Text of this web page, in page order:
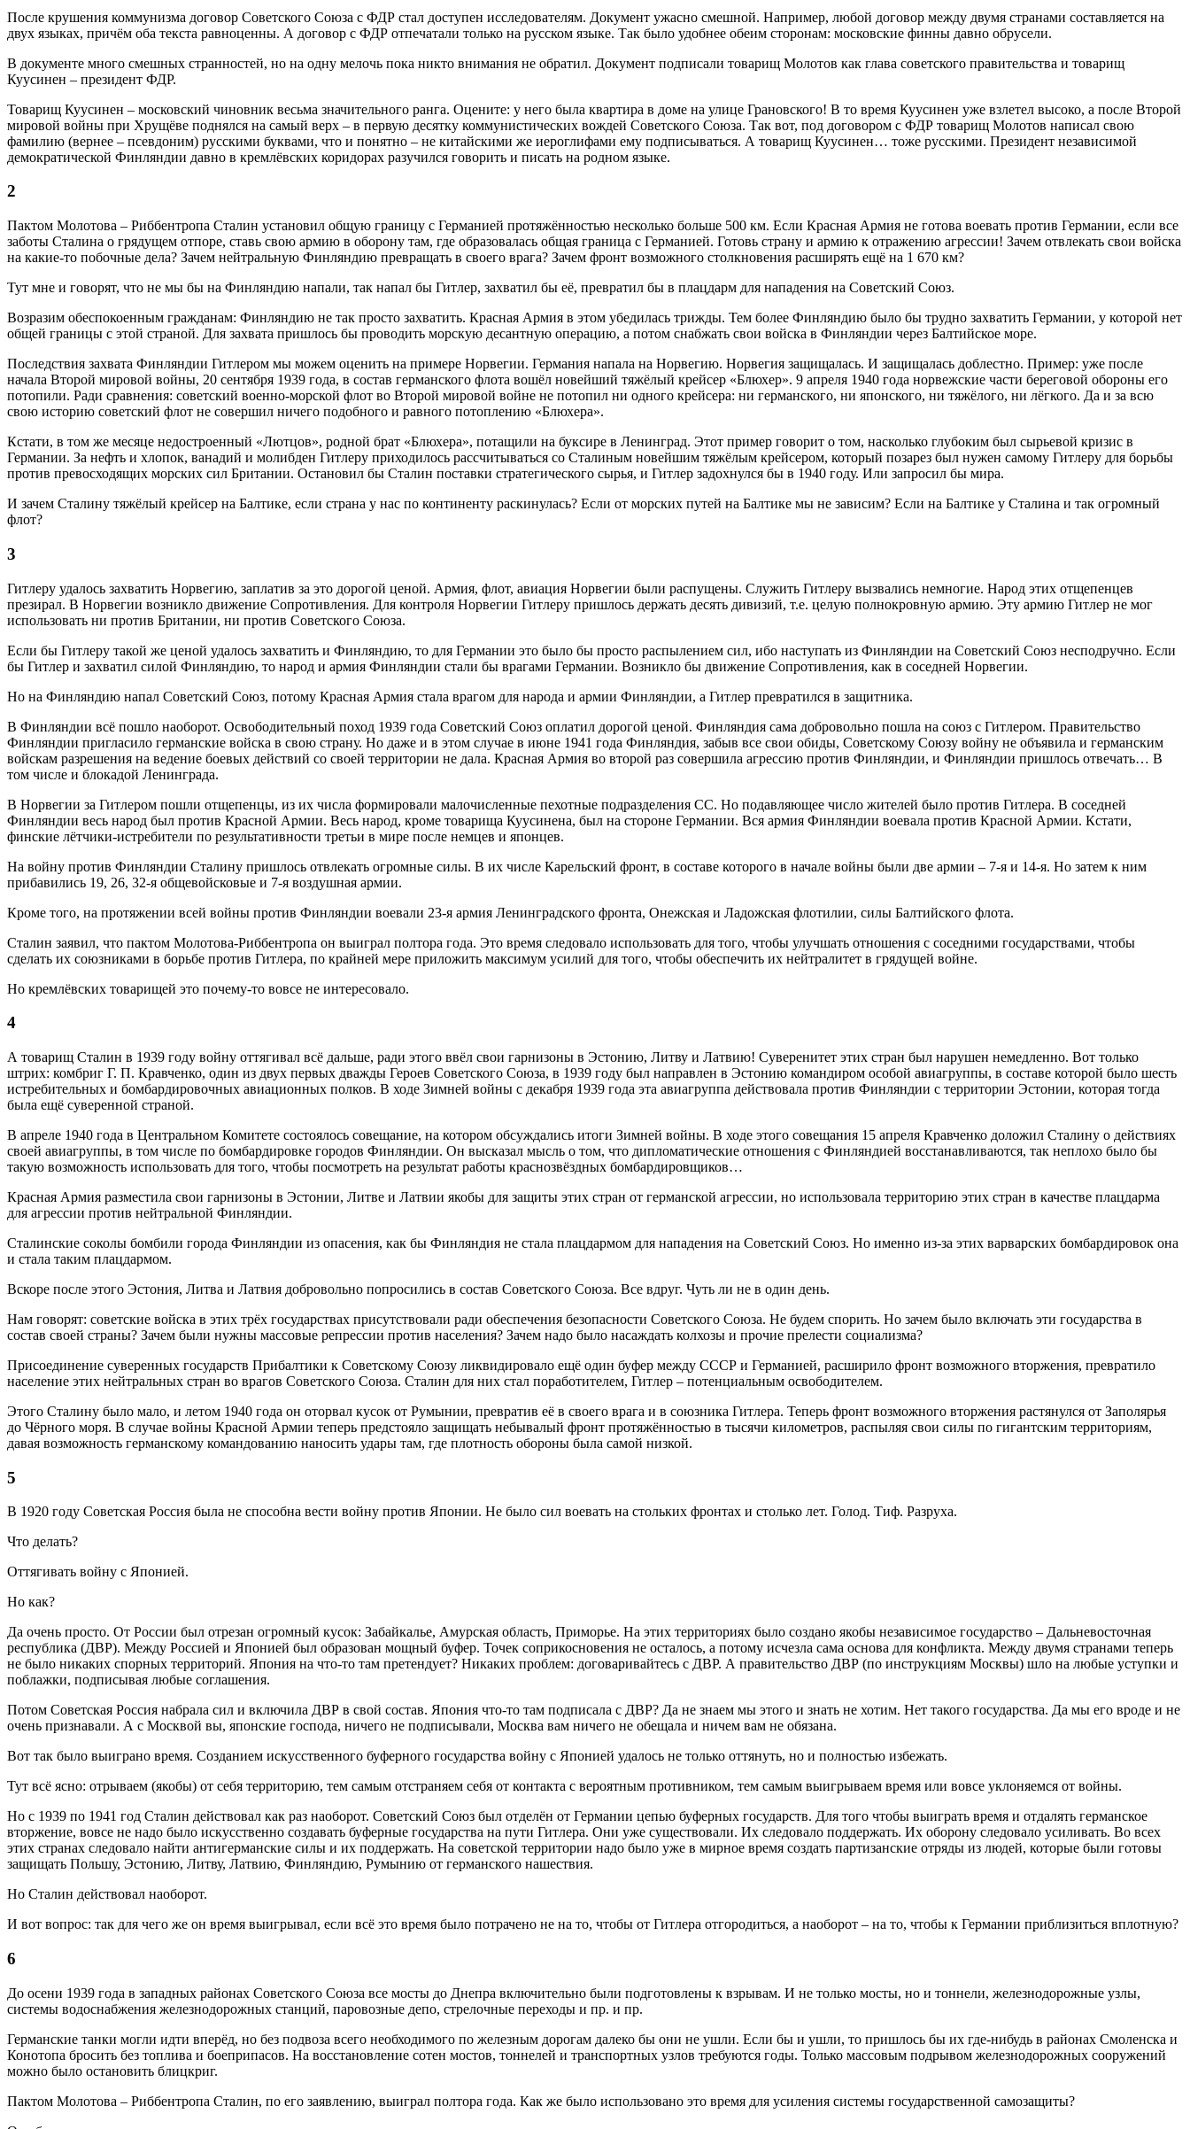
После крушения коммунизма договор Советского Союза с ФДР стал доступен исследователям. Документ ужасно смешной. Например, любой договор между двумя странами составляется на
двух языках, причём оба текста равноценны. А договор с ФДР отпечатали только на русском языке. Так было удобнее обеим сторонам: московские финны давно обрусели.
В документе много смешных странностей, но на одну мелочь пока никто внимания не обратил. Документ подписали товарищ Молотов как глава советского правительства и товарищ
Куусинен – президент ФДР.
Товарищ Куусинен – московский чиновник весьма значительного ранга. Оцените: у него была квартира в доме на улице Грановского! В то время Куусинен уже взлетел высоко, а после Второй
мировой войны при Хрущёве поднялся на самый верх – в первую десятку коммунистических вождей Советского Союза. Так вот, под договором с ФДР товарищ Молотов написал свою
фамилию (вернее – псевдоним) русскими буквами, что и понятно – не китайскими же иероглифами ему подписываться. А товарищ Куусинен… тоже русскими. Президент независимой
демократической Финляндии давно в кремлёвских коридорах разучился говорить и писать на родном языке.
2
Пактом Молотова – Риббентропа Сталин установил общую границу с Германией протяжённостью несколько больше 500 км. Если Красная Армия не готова воевать против Германии, если все
заботы Сталина о грядущем отпоре, ставь свою армию в оборону там, где образовалась общая граница с Германией. Готовь страну и армию к отражению агрессии! Зачем отвлекать свои войска
на какие-то побочные дела? Зачем нейтральную Финляндию превращать в своего врага? Зачем фронт возможного столкновения расширять ещё на 1 670 км?
Тут мне и говорят, что не мы бы на Финляндию напали, так напал бы Гитлер, захватил бы её, превратил бы в плацдарм для нападения на Советский Союз.
Возразим обеспокоенным гражданам: Финляндию не так просто захватить. Красная Армия в этом убедилась трижды. Тем более Финляндию было бы трудно захватить Германии, у которой нет
общей границы с этой страной. Для захвата пришлось бы проводить морскую десантную операцию, а потом снабжать свои войска в Финляндии через Балтийское море.
Последствия захвата Финляндии Гитлером мы можем оценить на примере Норвегии. Германия напала на Норвегию. Норвегия защищалась. И защищалась доблестно. Пример: уже после
начала Второй мировой войны, 20 сентября 1939 года, в состав германского флота вошёл новейший тяжёлый крейсер «Блюхер». 9 апреля 1940 года норвежские части береговой обороны его
потопили. Ради сравнения: советский военно-морской флот во Второй мировой войне не потопил ни одного крейсера: ни германского, ни японского, ни тяжёлого, ни лёгкого. Да и за всю
свою историю советский флот не совершил ничего подобного и равного потоплению «Блюхера».
Кстати, в том же месяце недостроенный «Лютцов», родной брат «Блюхера», потащили на буксире в Ленинград. Этот пример говорит о том, насколько глубоким был сырьевой кризис в
Германии. За нефть и хлопок, ванадий и молибден Гитлеру приходилось рассчитываться со Сталиным новейшим тяжёлым крейсером, который позарез был нужен самому Гитлеру для борьбы
против превосходящих морских сил Британии. Остановил бы Сталин поставки стратегического сырья, и Гитлер задохнулся бы в 1940 году. Или запросил бы мира.
И зачем Сталину тяжёлый крейсер на Балтике, если страна у нас по континенту раскинулась? Если от морских путей на Балтике мы не зависим? Если на Балтике у Сталина и так огромный
флот?
3
Гитлеру удалось захватить Норвегию, заплатив за это дорогой ценой. Армия, флот, авиация Норвегии были распущены. Служить Гитлеру вызвались немногие. Народ этих отщепенцев
презирал. В Норвегии возникло движение Сопротивления. Для контроля Норвегии Гитлеру пришлось держать десять дивизий, т.е. целую полнокровную армию. Эту армию Гитлер не мог
использовать ни против Британии, ни против Советского Союза.
Если бы Гитлеру такой же ценой удалось захватить и Финляндию, то для Германии это было бы просто распылением сил, ибо наступать из Финляндии на Советский Союз несподручно. Если
бы Гитлер и захватил силой Финляндию, то народ и армия Финляндии стали бы врагами Германии. Возникло бы движение Сопротивления, как в соседней Норвегии.
Но на Финляндию напал Советский Союз, потому Красная Армия стала врагом для народа и армии Финляндии, а Гитлер превратился в защитника.
В Финляндии всё пошло наоборот. Освободительный поход 1939 года Советский Союз оплатил дорогой ценой. Финляндия сама добровольно пошла на союз с Гитлером. Правительство
Финляндии пригласило германские войска в свою страну. Но даже и в этом случае в июне 1941 года Финляндия, забыв все свои обиды, Советскому Союзу войну не объявила и германским
войскам разрешения на ведение боевых действий со своей территории не дала. Красная Армия во второй раз совершила агрессию против Финляндии, и Финляндии пришлось отвечать… В
том числе и блокадой Ленинграда.
В Норвегии за Гитлером пошли отщепенцы, из их числа формировали малочисленные пехотные подразделения СС. Но подавляющее число жителей было против Гитлера. В соседней
Финляндии весь народ был против Красной Армии. Весь народ, кроме товарища Куусинена, был на стороне Германии. Вся армия Финляндии воевала против Красной Армии. Кстати,
финские лётчики-истребители по результативности третьи в мире после немцев и японцев.
На войну против Финляндии Сталину пришлось отвлекать огромные силы. В их числе Карельский фронт, в составе которого в начале войны были две армии – 7-я и 14-я. Но затем к ним
прибавились 19, 26, 32-я общевойсковые и 7-я воздушная армии.
Кроме того, на протяжении всей войны против Финляндии воевали 23-я армия Ленинградского фронта, Онежская и Ладожская флотилии, силы Балтийского флота.
Сталин заявил, что пактом Молотова-Риббентропа он выиграл полтора года. Это время следовало использовать для того, чтобы улучшать отношения с соседними государствами, чтобы
сделать их союзниками в борьбе против Гитлера, по крайней мере приложить максимум усилий для того, чтобы обеспечить их нейтралитет в грядущей войне.
Но кремлёвских товарищей это почему-то вовсе не интересовало.
4
А товарищ Сталин в 1939 году войну оттягивал всё дальше, ради этого ввёл свои гарнизоны в Эстонию, Литву и Латвию! Суверенитет этих стран был нарушен немедленно. Вот только
штрих: комбриг Г. П. Кравченко, один из двух первых дважды Героев Советского Союза, в 1939 году был направлен в Эстонию командиром особой авиагруппы, в составе которой было шесть
истребительных и бомбардировочных авиационных полков. В ходе Зимней войны с декабря 1939 года эта авиагруппа действовала против Финляндии с территории Эстонии, которая тогда
была ещё суверенной страной.
В апреле 1940 года в Центральном Комитете состоялось совещание, на котором обсуждались итоги Зимней войны. В ходе этого совещания 15 апреля Кравченко доложил Сталину о действиях
своей авиагруппы, в том числе по бомбардировке городов Финляндии. Он высказал мысль о том, что дипломатические отношения с Финляндией восстанавливаются, так неплохо было бы
такую возможность использовать для того, чтобы посмотреть на результат работы краснозвёздных бомбардировщиков…
Красная Армия разместила свои гарнизоны в Эстонии, Литве и Латвии якобы для защиты этих стран от германской агрессии, но использовала территорию этих стран в качестве плацдарма
для агрессии против нейтральной Финляндии.
Сталинские соколы бомбили города Финляндии из опасения, как бы Финляндия не стала плацдармом для нападения на Советский Союз. Но именно из-за этих варварских бомбардировок она
и стала таким плацдармом.
Вскоре после этого Эстония, Литва и Латвия добровольно попросились в состав Советского Союза. Все вдруг. Чуть ли не в один день.
Нам говорят: советские войска в этих трёх государствах присутствовали ради обеспечения безопасности Советского Союза. Не будем спорить. Но зачем было включать эти государства в
состав своей страны? Зачем были нужны массовые репрессии против населения? Зачем надо было насаждать колхозы и прочие прелести социализма?
Присоединение суверенных государств Прибалтики к Советскому Союзу ликвидировало ещё один буфер между СССР и Германией, расширило фронт возможного вторжения, превратило
население этих нейтральных стран во врагов Советского Союза. Сталин для них стал поработителем, Гитлер – потенциальным освободителем.
Этого Сталину было мало, и летом 1940 года он оторвал кусок от Румынии, превратив её в своего врага и в союзника Гитлера. Теперь фронт возможного вторжения растянулся от Заполярья
до Чёрного моря. В случае войны Красной Армии теперь предстояло защищать небывалый фронт протяжённостью в тысячи километров, распыляя свои силы по гигантским территориям,
давая возможность германскому командованию наносить удары там, где плотность обороны была самой низкой.
5
В 1920 году Советская Россия была не способна вести войну против Японии. Не было сил воевать на стольких фронтах и столько лет. Голод. Тиф. Разруха.
Что делать?
Оттягивать войну с Японией.
Но как?
Да очень просто. От России был отрезан огромный кусок: Забайкалье, Амурская область, Приморье. На этих территориях было создано якобы независимое государство – Дальневосточная
республика (ДВР). Между Россией и Японией был образован мощный буфер. Точек соприкосновения не осталось, а потому исчезла сама основа для конфликта. Между двумя странами теперь
не было никаких спорных территорий. Япония на что-то там претендует? Никаких проблем: договаривайтесь с ДВР. А правительство ДВР (по инструкциям Москвы) шло на любые уступки и
поблажки, подписывая любые соглашения.
Потом Советская Россия набрала сил и включила ДВР в свой состав. Япония что-то там подписала с ДВР? Да не знаем мы этого и знать не хотим. Нет такого государства. Да мы его вроде и не
очень признавали. А с Москвой вы, японские господа, ничего не подписывали, Москва вам ничего не обещала и ничем вам не обязана.
Вот так было выиграно время. Созданием искусственного буферного государства войну с Японией удалось не только оттянуть, но и полностью избежать.
Тут всё ясно: отрываем (якобы) от себя территорию, тем самым отстраняем себя от контакта с вероятным противником, тем самым выигрываем время или вовсе уклоняемся от войны.
Но с 1939 по 1941 год Сталин действовал как раз наоборот. Советский Союз был отделён от Германии цепью буферных государств. Для того чтобы выиграть время и отдалять германское
вторжение, вовсе не надо было искусственно создавать буферные государства на пути Гитлера. Они уже существовали. Их следовало поддержать. Их оборону следовало усиливать. Во всех
этих странах следовало найти антигерманские силы и их поддержать. На советской территории надо было уже в мирное время создать партизанские отряды из людей, которые были готовы
защищать Польшу, Эстонию, Литву, Латвию, Финляндию, Румынию от германского нашествия.
Но Сталин действовал наоборот.
И вот вопрос: так для чего же он время выигрывал, если всё это время было потрачено не на то, чтобы от Гитлера отгородиться, а наоборот – на то, чтобы к Германии приблизиться вплотную?
6
До осени 1939 года в западных районах Советского Союза все мосты до Днепра включительно были подготовлены к взрывам. И не только мосты, но и тоннели, железнодорожные узлы,
системы водоснабжения железнодорожных станций, паровозные депо, стрелочные переходы и пр. и пр.
Германские танки могли идти вперёд, но без подвоза всего необходимого по железным дорогам далеко бы они не ушли. Если бы и ушли, то пришлось бы их где-нибудь в районах Смоленска и
Конотопа бросить без топлива и боеприпасов. На восстановление сотен мостов, тоннелей и транспортных узлов требуются годы. Только массовым подрывом железнодорожных сооружений
можно было остановить блицкриг.
Пактом Молотова – Риббентропа Сталин, по его заявлению, выиграл полтора года. Как же было использовано это время для усиления системы государственной самозащиты?